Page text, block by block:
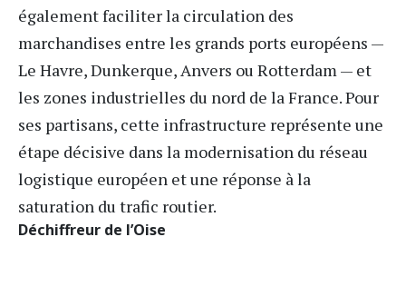
également faciliter la circulation des
marchandises entre les grands ports européens —
Le Havre, Dunkerque, Anvers ou Rotterdam — et
les zones industrielles du nord de la France. Pour
ses partisans, cette infrastructure représente une
étape décisive dans la modernisation du réseau
logistique européen et une réponse à la
saturation du trafic routier.
Déchiffreur de l’Oise